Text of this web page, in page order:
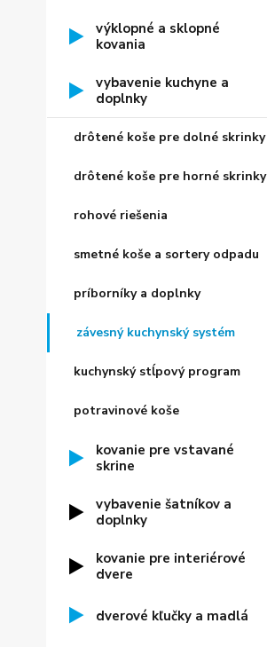
výklopné a sklopné
kovania
vybavenie kuchyne a
doplnky
drôtené koše pre dolné skrinky
drôtené koše pre horné skrinky
rohové riešenia
smetné koše a sortery odpadu
príborníky a doplnky
závesný kuchynský systém
kuchynský stĺpový program
potravinové koše
kovanie pre vstavané
skrine
vybavenie šatníkov a
doplnky
kovanie pre interiérové
dvere
dverové kľučky a madlá